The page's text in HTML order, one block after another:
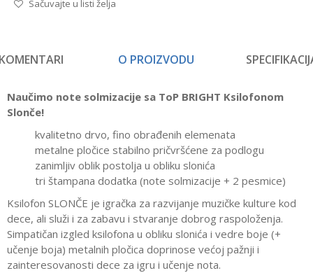
Sačuvajte u listi želja
O PROIZVODU
Naučimo note solmizacije sa ToP BRIGHT Ksilofonom
Slonče!
kvalitetno drvo, fino obrađenih elemenata
metalne pločice stabilno pričvršćene za podlogu
zanimljiv oblik postolja u obliku slonića
tri štampana dodatka (note solmizacije + 2 pesmice)
Ksilofon SLONČE je igračka za razvijanje muzičke kulture kod
dece, ali služi i za zabavu i stvaranje dobrog raspoloženja.
Simpatičan izgled ksilofona u obliku slonića i vedre boje (+
učenje boja) metalnih pločica doprinose većoj pažnji i
zainteresovanosti dece za igru i učenje nota.